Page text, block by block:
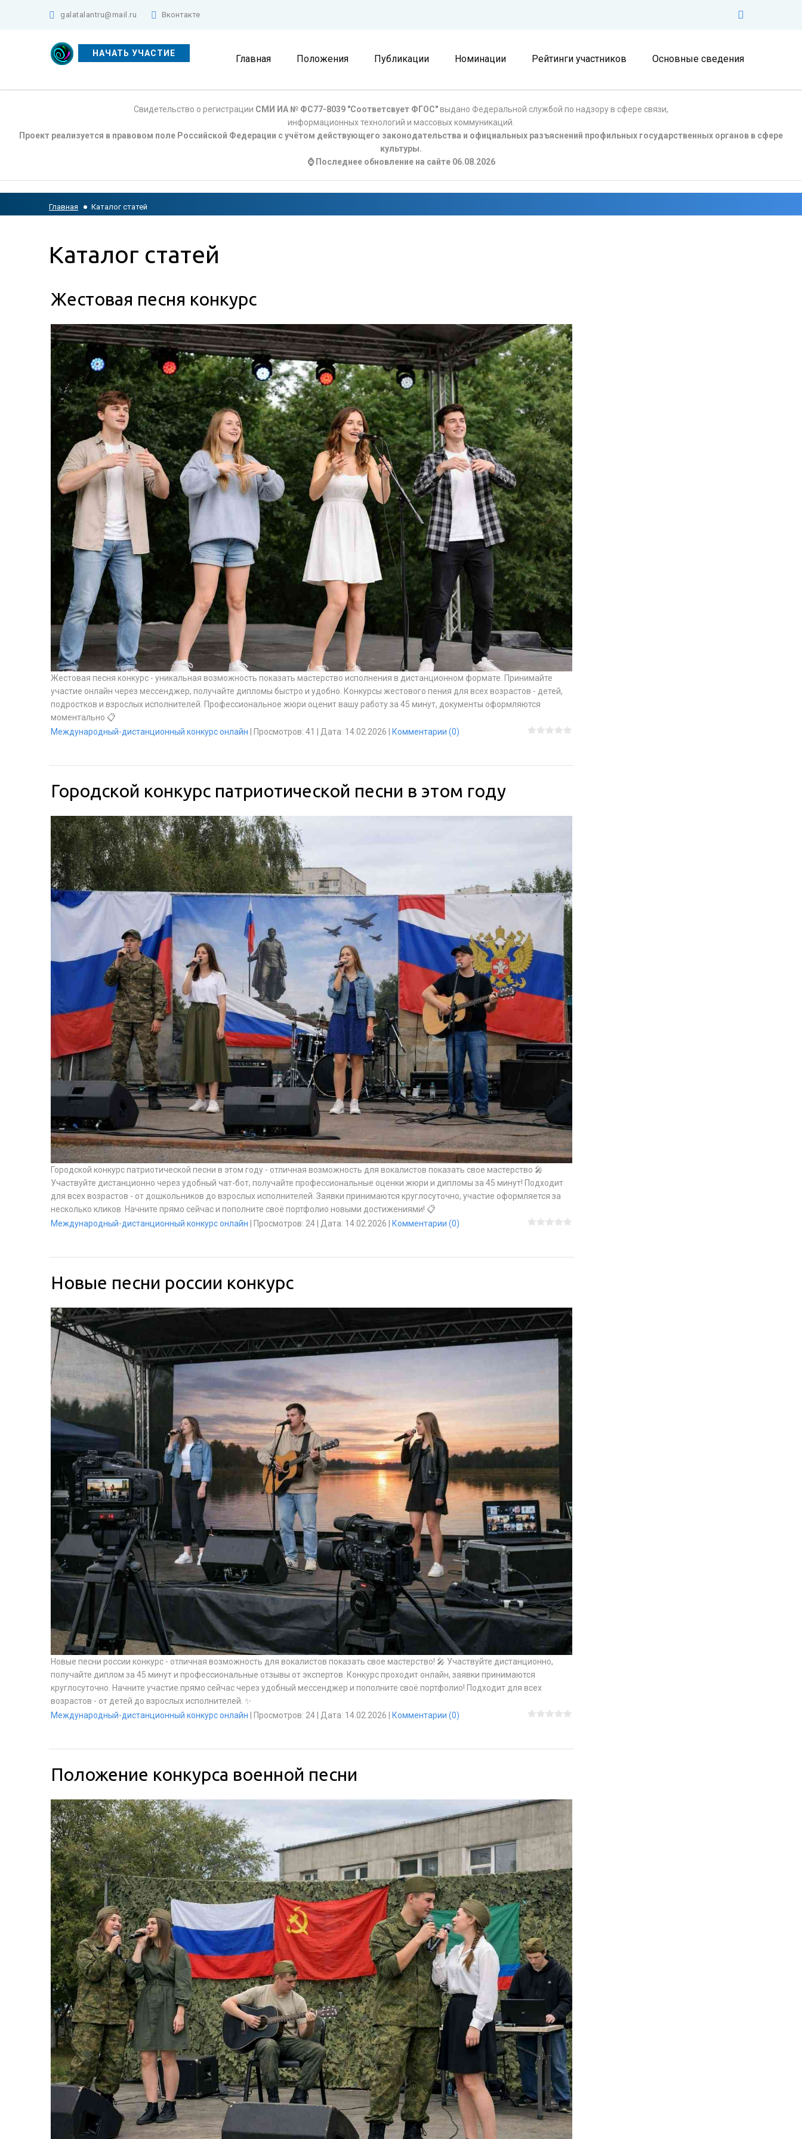
galatalantru@mail.ru Вконтакте
НАЧАТЬ УЧАСТИЕ
Главная Положения Публикации Номинации Рейтинги участников Основные сведения
Свидетельство о регистрации СМИ ИА № ФС77-8039 "Соответсвует ФГОС"выдано Федеральной службой по надзору в сфере связи,
информационных технологий и массовых коммуникаций.
Проект реализуется в правовом поле Российской Федерации с учётом действующего законодательства и официальных разъяснений профильных государственных органов в сфере
культуры.
⌚ Последнее обновление на сайте 06.08.2026
Главная Каталог статей
Каталог статей
Жестовая песня конкурс
Жестовая песня конкурс - уникальная возможность показать мастерство исполнения в дистанционном формате. Принимайте
участие онлайн через мессенджер, получайте дипломы быстро и удобно. Конкурсы жестового пения для всех возрастов - детей,
подростков и взрослых исполнителей. Профессиональное жюри оценит вашу работу за 45 минут, документы оформляются
моментально 📋
Международный-дистанционный конкурс онлайн
Просмотров: 41 Дата: 14.02.2026 Комментарии (0)
Городской конкурс патриотической песни в этом году
Городской конкурс патриотической песни в этом году - отличная возможность для вокалистов показать свое мастерство 🎤
Участвуйте дистанционно через удобный чат-бот, получайте профессиональные оценки жюри и дипломы за 45 минут! Подходит
для всех возрастов - от дошкольников до взрослых исполнителей. Заявки принимаются круглосуточно, участие оформляется за
несколько кликов. Начните прямо сейчас и пополните своё портфолио новыми достижениями! 📋
Международный-дистанционный конкурс онлайн
Просмотров: 24 Дата: 14.02.2026 Комментарии (0)
Новые песни россии конкурс
Новые песни россии конкурс - отличная возможность для вокалистов показать свое мастерство! 🎤 Участвуйте дистанционно,
получайте диплом за 45 минут и профессиональные отзывы от экспертов. Конкурс проходит онлайн, заявки принимаются
круглосуточно. Начните участие прямо сейчас через удобный мессенджер и пополните своё портфолио! Подходит для всех
возрастов - от детей до взрослых исполнителей. ✨
Международный-дистанционный конкурс онлайн
Просмотров: 24 Дата: 14.02.2026 Комментарии (0)
Положение конкурса военной песни